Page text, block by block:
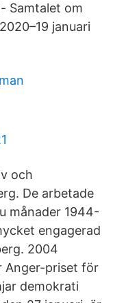
Samtalet om
januari
och
De arbetade
månader 1944-
engagerad
2004
Anger-priset för
demokrati